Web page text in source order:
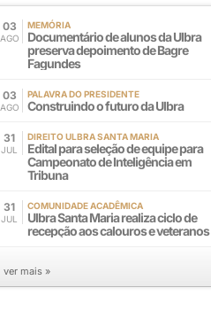
03
AGO
MEMÓRIA
Documentário de alunos da Ulbra
preserva depoimento de Bagre
Fagundes
03
AGO
PALAVRA DO PRESIDENTE
Construindo o futuro da Ulbra
31
JUL
DIREITO ULBRA SANTA MARIA
Edital para seleção de equipe para
Campeonato de Inteligência em
Tribuna
31
JUL
COMUNIDADE ACADÊMICA
Ulbra Santa Maria realiza ciclo de
recepção aos calouros e veteranos
ver mais »